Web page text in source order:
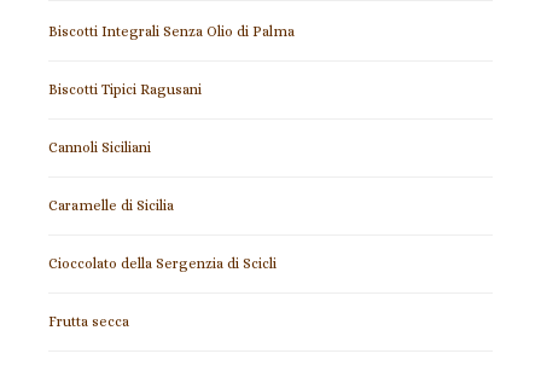
Biscotti Integrali Senza Olio di Palma
Biscotti Tipici Ragusani
Cannoli Siciliani
Caramelle di Sicilia
Cioccolato della Sergenzia di Scicli
Frutta secca